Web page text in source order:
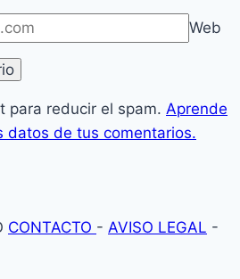
Web
para reducir el spam. Aprende
datos de tus comentarios.
CONTACTO - AVISO LEGAL -